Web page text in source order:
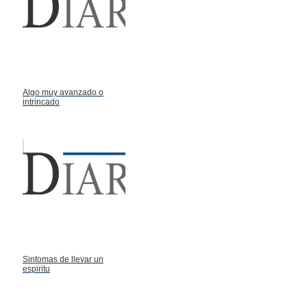
Algo muy avanzado o
intrincado
Sintomas de llevar un
espiritu